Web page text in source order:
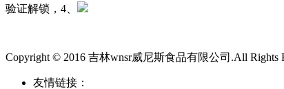
验证解锁，4、
Copyright © 2016 吉林wnsr威尼斯食品有限公司.All Rights
友情链接：